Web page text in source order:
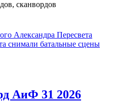
Александра Пересвета
снимали батальные сцены
АиФ 31 2026